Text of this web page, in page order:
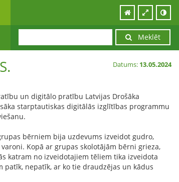
Meklēt
Datums: 13.05.2024
un digitālo pratību Latvijas Drošāka
starptautiskas digitālās izglītības programmu
bērniem bija uzdevums izveidot gudro,
Kopā ar grupas skolotājām bērni grieza,
katram no izveidotajiem tēliem tika izveidota
nepatīk, ar ko tie draudzējas un kādus